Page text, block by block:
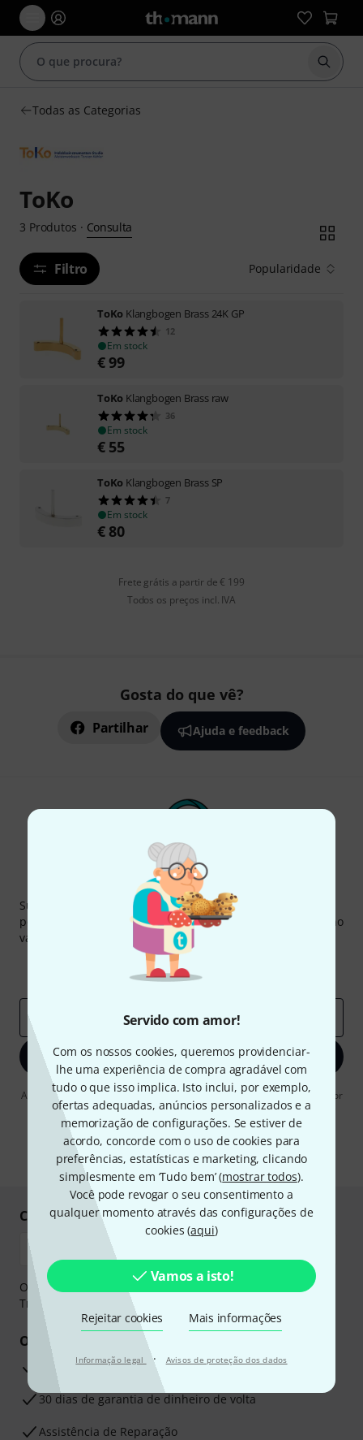
Servido com amor!
Com os nossos cookies, queremos providenciar-
lhe uma experiência de compra agradável com
tudo o que isso implica. Isto inclui, por exemplo,
ofertas adequadas, anúncios personalizados e a
memorização de configurações. Se estiver de
acordo, concorde com o uso de cookies para
preferências, estatísticas e marketing, clicando
simplesmente em ‘Tudo bem’ (mostrar todos).
Você pode revogar o seu consentimento a
qualquer momento através das configurações de
cookies (aqui)
Vamos a isto!
Rejeitar cookies Mais informações
Informação legal · Avisos de proteção dos dados
Iniciar
Todas as Categorias
ToKo
3 Produtos · Consulta
Filtro Popularidade
ToKo Klangbogen Brass 24K GP
12
Em stock
€99
ToKo Klangbogen Brass raw
36
Em stock
€ 55
ToKo Klangbogen Brass SP
7
Em stock
€ 80
Frete grátis a partir de € 199
Todos os preços incl. IVA
Gosta do que vê?
Partilhar Ajuda e feedback
Newsletter Thomann
Subscreva a Newsletter da Thomann em inglês e com um
pouco de sorte você poderá ganhar um dos
no
valor de
Contribuições inspiradoras
Insights da Thomann
Endereço de e-mail*
Inscreva-se agora
Ao clicar em "Inscreva-se agora", concordo em receber publicidade por
e-mail. Posso cancelar a assinatura a qualquer momento. Você pode
encontrar mais informações sobre a newsletter na nossadiretriz de
proteção de dados.
* Requeridos
Compre e pague em segurança
O pagamento pode ser feito de forma segura através de
Transferência bancária, PayPal ou Cartão de crédito.
Os seus benefícios
Garantia Thomann de 3 anos
30 dias de garantia de dinheiro de volta
Assistência de Reparação